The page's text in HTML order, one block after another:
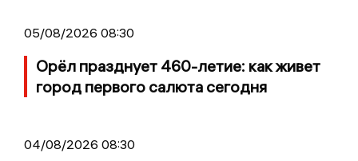
05/08/2026 08:30
Орёл празднует 460-летие: как живет
город первого салюта сегодня
04/08/2026 08:30